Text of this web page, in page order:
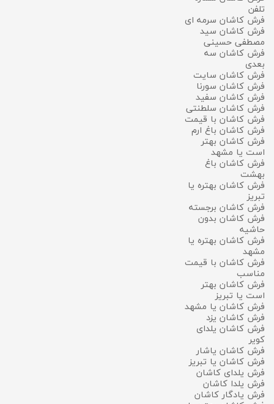
تلفن
فرش کاشان سرمه ای
فرش کاشان سید
مصطفی حسینی
فرش کاشان سه
بعدی
فرش کاشان سایت
فرش کاشان سورنا
فرش کاشان سفید
فرش کاشان سلطنتی
فرش کاشان با قیمت
فرش کاشان باغ ارم
فرش کاشان بهتر
است یا مشهد
فرش کاشان باغ
بهشت
فرش کاشان بهتره یا
تبریز
فرش کاشان برجسته
فرش کاشان بدون
حاشیه
فرش کاشان بهتره یا
مشهد
فرش کاشان با قیمت
مناسب
فرش کاشان بهتر
است یا تبریز
فرش کاشان یا مشهد
فرش کاشان یزد
فرش کاشان یلدای
کویر
فرش کاشان یاشار
فرش کاشان یا تبریز
فرش یلدای کاشان
فرش یلدا کاشان
فرش یادگار کاشان